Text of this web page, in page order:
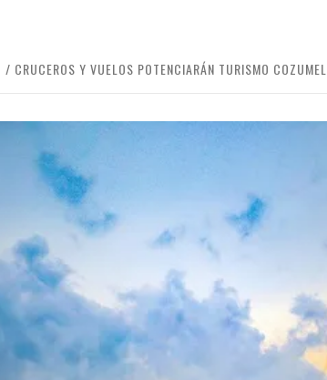
CRUCEROS Y VUELOS POTENCIARÁN TURISMO